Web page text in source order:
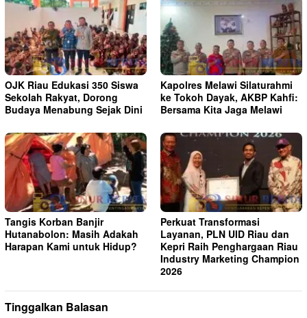
OJK Riau Edukasi 350 Siswa
Sekolah Rakyat, Dorong
Budaya Menabung Sejak Dini
Kapolres Melawi Silaturahmi
ke Tokoh Dayak, AKBP Kahfi:
Bersama Kita Jaga Melawi
Tangis Korban Banjir
Hutanabolon: Masih Adakah
Harapan Kami untuk Hidup?
Perkuat Transformasi
Layanan, PLN UID Riau dan
Kepri Raih Penghargaan Riau
Industry Marketing Champion
2026
Tinggalkan Balasan